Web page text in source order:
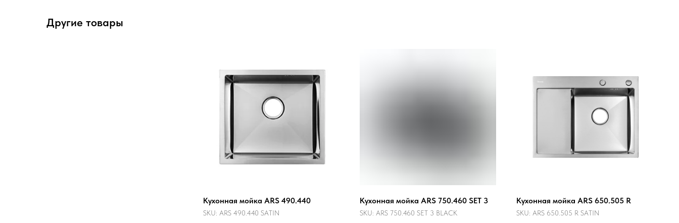
Другие товары
Кухонная мойка ARS 490.440
SKU: ARS 490.440 SATIN
Кухонная мойка ARS 750.460 SET 3
SKU: ARS 750.460 SET 3 BLACK
Кухонная мойка ARS 650.505 R
SKU: ARS 650.505 R SATIN